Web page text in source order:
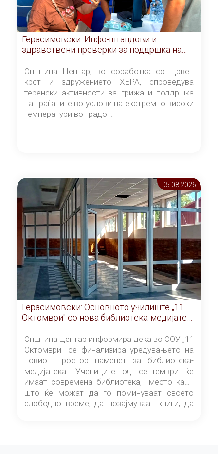
Герасимовски: Инфо-штандови и
здравствени проверки за поддршка на
граѓаните во услови на топлотен бран
Општина Центар, во соработка со Црвен
крст и здружението ХЕРА, спроведува
теренски активности за грижа и поддршка
на граѓаните во услови на екстремно високи
температури во градот.
05.08 2026
Герасимовски: Основното училиште „11
Октомври" со нова библиотека-медијатека
од септември
Општина Центар информира дека во ООУ „11
Октомври" се финализира уредувањето на
новиот простор наменет за библиотека-
медијатека. Учениците од септември ќе
имаат современа библиотека, место каде
што ќе можат да го поминуваат своето
слободно време, да позајмуваат книги, да